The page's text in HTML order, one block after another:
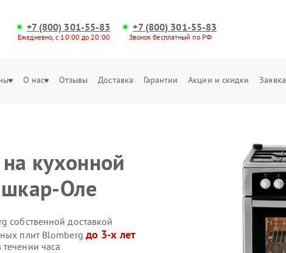
+7 (800) 301-55-83
Ежедневно, с 10:00 до 20:00
+7 (800) 301-55-83
Звонок бесплатный по РФ
О нас Отзывы Доставка Гарантии Акции и скидки
кухонной
Оле
собственной доставкой
плит Blomberg до 3-х лет
часа